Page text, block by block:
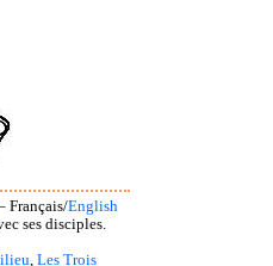
Français/English
ses disciples.
Les Trois